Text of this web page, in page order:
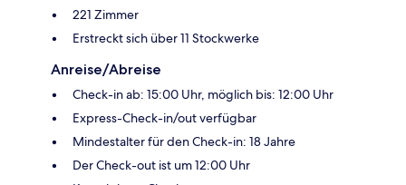
221 Zimmer
Erstreckt sich über 11 Stockwerke
Anreise/Abreise
Check-in ab: 15:00 Uhr, möglich bis: 12:00 Uhr
Express-Check-in/out verfügbar
Mindestalter für den Check-in: 18 Jahre
Der Check-out ist um 12:00 Uhr